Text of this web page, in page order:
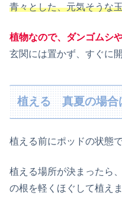
青々とした、元気そうな
植物なので、ダンゴムシ
玄関には置かず、すぐに
植える 真夏の場合
植える前にポッドの状態
植える場所が決まったら
の根を軽くほぐして植えま